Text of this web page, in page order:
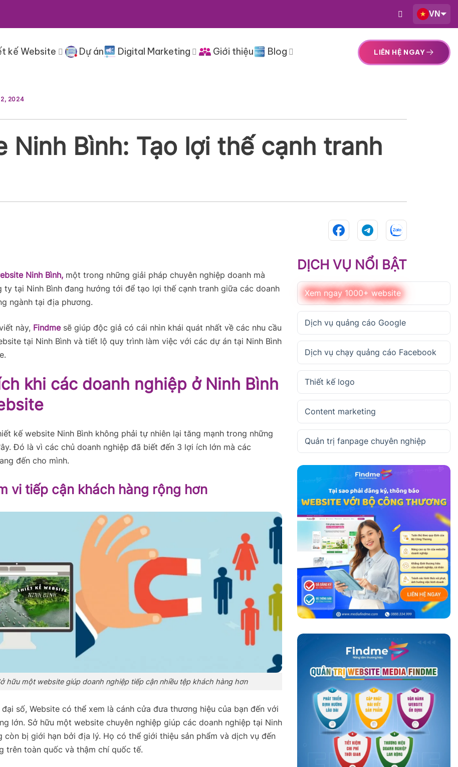
VN
kế Website Dự án Digital Marketing Giới thiệu Blog LIÊN HỆ NGAY
2024
Ninh Bình: Tạo lợi thế cạnh tranh
Ninh Bình, một trong những giải pháp chuyên nghiệp doanh mà
ty tại Ninh Bình đang hướng tới để tạo lợi thế cạnh tranh giữa các doanh
ngành tại địa phương.
này, Findmesẽ giúp độc giả có cái nhìn khái quát nhất về các nhu cầu
tại Ninh Bình và tiết lộ quy trình làm việc với các dự án tại Ninh Bình
khi các doanh nghiệp ở Ninh Bình
kế website Ninh Bình không phải tự nhiên lại tăng mạnh trong những
Đó là vì các chủ doanh nghiệp đã biết đến 3 lợi ích lớn mà các
đến cho mình.
vi tiếp cận khách hàng rộng hơn
hữu một website giúp doanh nghiệp tiếp cận nhiều tệp khách hàng hơn
số, Website có thể xem là cánh cửa đưa thương hiệu của bạn đến với
lớn. Sở hữu một website chuyên nghiệp giúp các doanh nghiệp tại Ninh
còn bị giới hạn bởi địa lý. Họ có thể giới thiệu sản phẩm và dịch vụ đến
trên toàn quốc và thậm chí quốc tế.
DỊCH VỤ NỔI BẬT
Xem ngay 1000+ website
Dịch vụ quảng cáo Google
Dịch vụ chạy quảng cáo Facebook
Thiết kế logo
Content marketing
Quản trị fanpage chuyên nghiệp